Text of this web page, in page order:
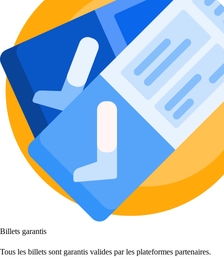
Billets garantis
Tous les billets sont garantis valides par les plateformes partenaires.